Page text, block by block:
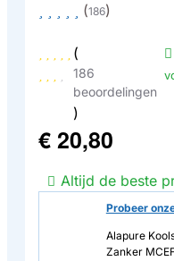
(186)
(
186
beoordelingen
)
€ 20,80
Altijd de beste
Probeer
Alapure
Zanker